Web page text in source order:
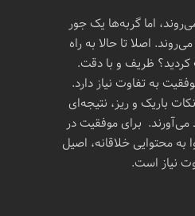
اما گربه‌ها یک جور
اصلا تا حالا به راه
کردید؟ ظریف و با دقت.
به تفاوت نیاز دارد.
باریک و ریز، نتیجه‌ای
برای موفقیت در
به محتوایی خلاقانه، اصیل
نیاز است.